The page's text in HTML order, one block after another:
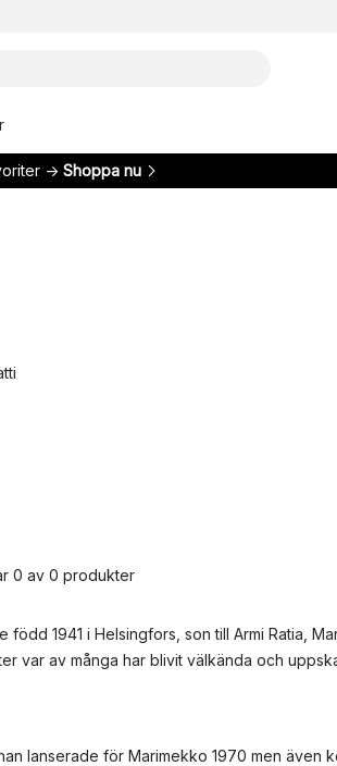
→ Shoppa nu
0 av 0 produkter
1941 i Helsingfors, son till Armi Ratia,
var av många har blivit välkända och
lanserade för Marimekko 1970 men även